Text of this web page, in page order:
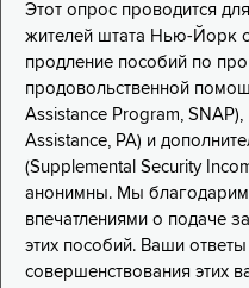
Этот опрос проводится
жителей штата Нью-Йорк
продление пособий по
продовольственной
Assistance Program,
Assistance, PA) и
(Supplemental Security
анонимны. Мы благодарим
впечатлениями о подаче
этих пособий. Ваши
совершенствования этих